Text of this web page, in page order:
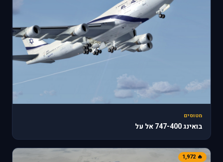
מטוסים
בואינג 747-400 אל על
🔥 1,972